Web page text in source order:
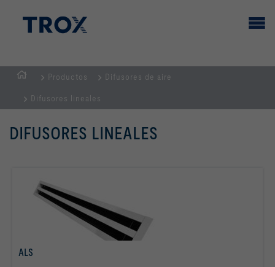
PRINCIPAL
Productos Difusores de aire
Difusores lineales
DIFUSORES LINEALES
ALS